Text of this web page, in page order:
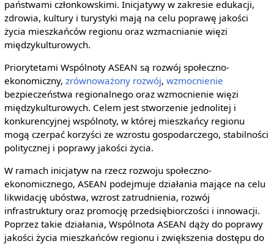
państwami członkowskimi. Inicjatywy w zakresie edukacji,
zdrowia, kultury i turystyki mają na celu poprawę jakości
życia mieszkańców regionu oraz wzmacnianie więzi
międzykulturowych.
Priorytetami Wspólnoty ASEAN są rozwój społeczno-
ekonomiczny, zrównoważony rozwój, wzmocnienie
bezpieczeństwa regionalnego oraz wzmocnienie więzi
międzykulturowych. Celem jest stworzenie jednolitej i
konkurencyjnej wspólnoty, w której mieszkańcy regionu
mogą czerpać korzyści ze wzrostu gospodarczego, stabilności
politycznej i poprawy jakości życia.
W ramach inicjatyw na rzecz rozwoju społeczno-
ekonomicznego, ASEAN podejmuje działania mające na celu
likwidację ubóstwa, wzrost zatrudnienia, rozwój
infrastruktury oraz promocję przedsiębiorczości i innowacji.
Poprzez takie działania, Wspólnota ASEAN dąży do poprawy
jakości życia mieszkańców regionu i zwiększenia dostępu do